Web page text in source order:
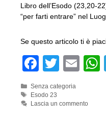
Libro dell’Esodo (23,20-
“per farti entrare” nel
Se questo articolo ti è
F
c
T
wi
E
Categorie
Senza categoria
Tag
Esodo 23
Lascia un commento